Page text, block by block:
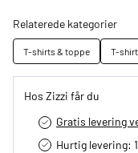
Relaterede kategorier
T-shirts & toppe T-
Hos Zizzi får du
Gratis levering
Hurtig levering­: